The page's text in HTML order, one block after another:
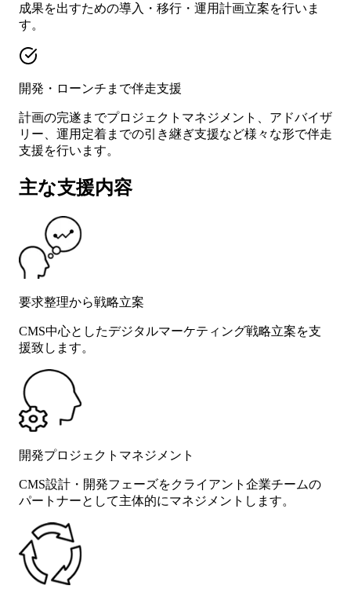
成果を出すための導入・移行・運用計画立案を行いま
す。
開発・ローンチまで伴走支援
計画の完遂までプロジェクトマネジメント、アドバイザ
リー、運用定着までの引き継ぎ支援など様々な形で伴走
支援を行います。
主な支援内容
要求整理から戦略立案
CMS中心としたデジタルマーケティング戦略立案を支
援致します。
開発プロジェクトマネジメント
CMS設計・開発フェーズをクライアント企業チームの
パートナーとして主体的にマネジメントします。